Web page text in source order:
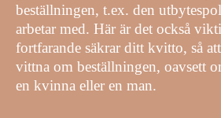
beställningen, t.ex. den
arbetar med. Här är det också
fortfarande säkrar ditt kvitto, så
vittna om beställningen, oavsett
en kvinna eller en man.